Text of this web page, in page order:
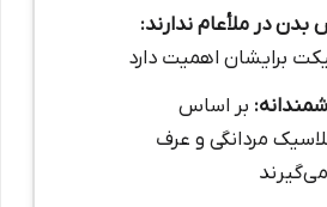
در ملأعام ندارند:
برایشان اهمیت دارد
بر اساس
مردانگی و عرف